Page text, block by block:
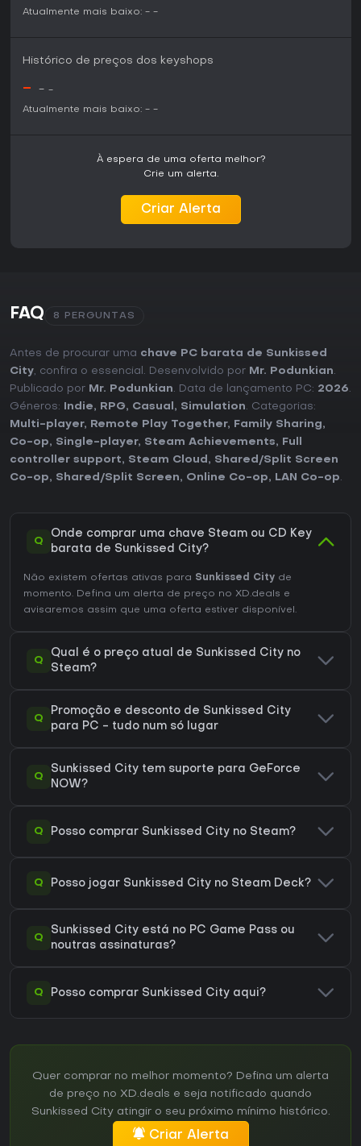
Atualmente mais baixo: - -
Histórico de preços dos keyshops
- - -
Atualmente mais baixo: - -
À espera de uma oferta melhor?
Crie um alerta.
Criar Alerta
FAQ 8 PERGUNTAS
Antes de procurar uma chave PC barata de Sunkissed
City, confira o essencial. Desenvolvido por Mr. Podunkian.
Publicado por Mr. Podunkian. Data de lançamento PC: 2026.
Géneros:
Indie, RPG, Casual , Simulation. Categorias:
Multi-player, Remote Play Together, Family Sharing,
Co-op, Single-player, Steam Achievements,
Full
controller support, Steam Cloud , Shared/Split Screen
Co-op, Shared/Split Screen, Online Co-op, LAN Co-op.
Q
Onde comprar uma chave Steam ou CD Key
barata de Sunkissed City?
Não existem ofertas ativas para Sunkissed City de
momento. Defina um alerta de preço no XD.deals e
avisaremos assim que uma oferta estiver disponível.
Q
Qual é o preço atual de Sunkissed City no
Steam?
Q
Promoção e desconto de Sunkissed City
para PC - tudo num só lugar
Q
Sunkissed City tem suporte para GeForce
NOW?
Q Posso comprar Sunkissed City no Steam?
Q Posso jogar Sunkissed City no Steam Deck?
Q
Sunkissed City está no PC Game Pass ou
noutras assinaturas?
Q Posso comprar Sunkissed City aqui?
Quer comprar no melhor momento? Defina um alerta
de preço no XD.deals e seja notificado quando
Sunkissed City atingir o seu próximo mínimo histórico.
Criar Alerta